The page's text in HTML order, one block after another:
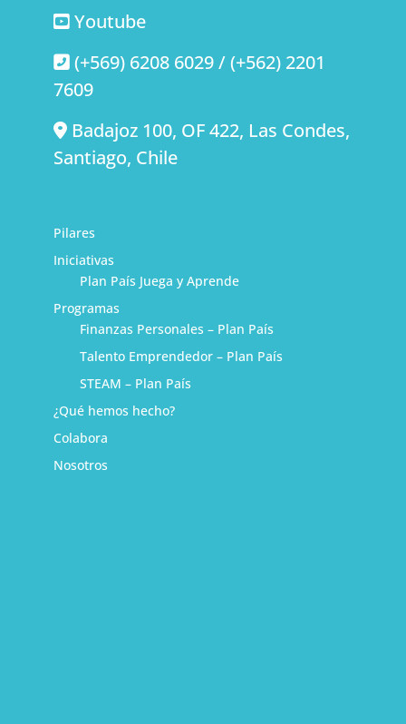
Youtube
(+569) 6208 6029 / (+562) 2201
7609
Badajoz 100, OF 422, Las Condes,
Santiago, Chile
Pilares
Iniciativas
Plan País Juega y Aprende
Programas
Finanzas Personales – Plan País
Talento Emprendedor – Plan País
STEAM – Plan País
¿Qué hemos hecho?
Colabora
Nosotros